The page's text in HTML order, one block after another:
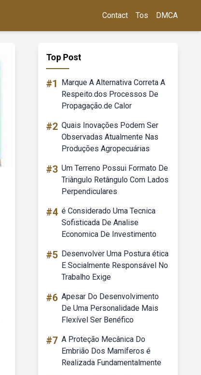
Contact Tos DMCA
Top Post
#1
Marque A Alternativa Correta A
Respeito.dos Processos De
Propagação.de Calor
#2 Quais Inovações Podem Ser
Observadas Atualmente Nas
Produções Agropecuárias
#3 Um Terreno Possui Formato De
Triângulo Retângulo Com Lados
Perpendiculares
#4 é Considerado Uma Tecnica
Sofisticada De Analise
Economica De Investimento
#5 Desenvolver Uma Postura ética
E Socialmente Responsável No
Trabalho Exige
#6 Apesar Do Desenvolvimento
De Uma Personalidade Mais
Flexível Ser Benéfico
#7 A Proteção Mecânica Do
Embrião Dos Mamíferos é
Realizada Fundamentalmente